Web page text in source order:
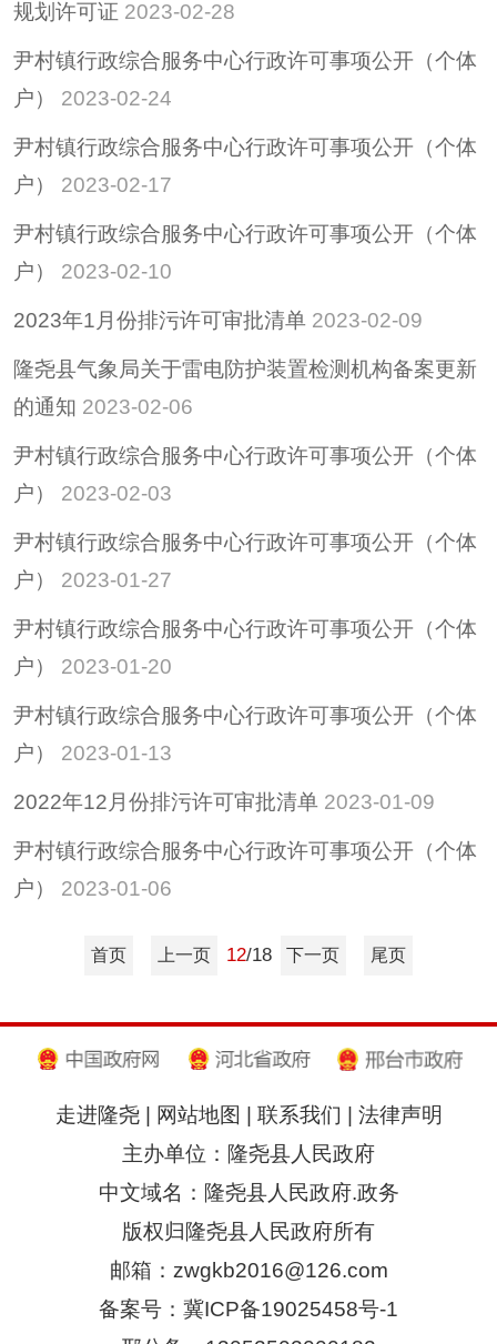
规划许可证 2023-02-28
尹村镇行政综合服务中心行政许可事项公开（个体
户）
2023-02-24
尹村镇行政综合服务中心行政许可事项公开（个体
户）
2023-02-17
尹村镇行政综合服务中心行政许可事项公开（个体
户）
2023-02-10
2023年1月份排污许可审批清单 2023-02-09
隆尧县气象局关于雷电防护装置检测机构备案更新
的通知 2023-02-06
尹村镇行政综合服务中心行政许可事项公开（个体
户）
2023-02-03
尹村镇行政综合服务中心行政许可事项公开（个体
户）
2023-01-27
尹村镇行政综合服务中心行政许可事项公开（个体
户）
2023-01-20
尹村镇行政综合服务中心行政许可事项公开（个体
户）
2023-01-13
2022年12月份排污许可审批清单 2023-01-09
尹村镇行政综合服务中心行政许可事项公开（个体
户）
2023-01-06
首页 上一页 12/18 下一页 尾页
走进隆尧| 网站地图 联系我们
法律声明
主办单位：隆尧县人民政府
中文域名：隆尧县人民政府.政务
版权归隆尧县人民政府所有
邮箱：zwgkb2016@126.com
备案号：冀ICP备19025458号-1